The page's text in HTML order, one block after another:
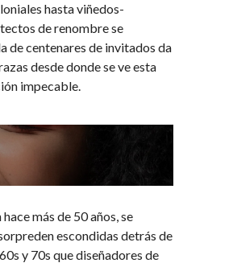
hasta viñedos-
de renombre se
de centenares de invitados da
desde donde se ve esta
impecable.
más de 50 años, se
escondidas detrás de
y 70s que diseñadores de